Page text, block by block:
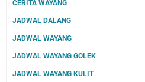
CERITA WAYANG
JADWAL DALANG
JADWAL WAYANG
JADWAL WAYANG GOLEK
JADWAL WAYANG KULIT